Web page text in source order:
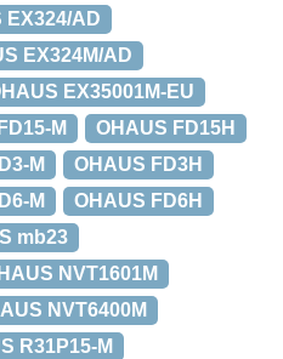
EX324/AD
EX324M/AD
EX35001M-EU
M
OHAUS FD15H
M
OHAUS FD3H
M
OHAUS FD6H
mb23
NVT1601M
NVT6400M
R31P15-M